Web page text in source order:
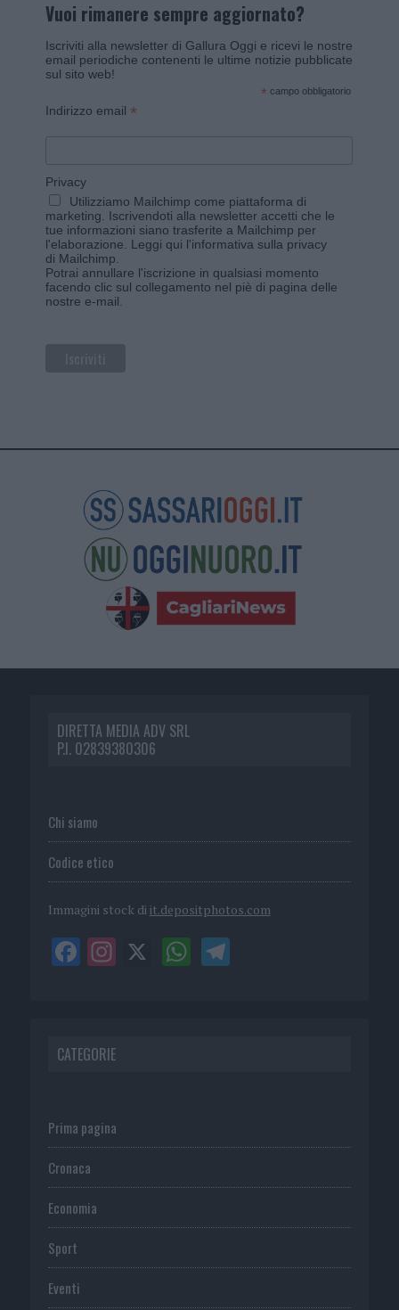
Vuoi rimanere sempre aggiornato?
Iscriviti alla newsletter di Gallura Oggi e ricevi le nostre
email periodiche contenenti le ultime notizie pubblicate
sul sito web!
* campo obbligatorio
Indirizzo email *
Privacy
Utilizziamo Mailchimp come piattaforma di
marketing. Iscrivendoti alla newsletter accetti che le
tue informazioni siano trasferite a Mailchimp per
l'elaborazione. Leggi qui l'informativa sulla privacy
di Mailchimp
Potrai annullare l'iscrizione in qualsiasi momento
facendo clic sul collegamento nel piè di pagina delle
nostre e-mail.
DIRETTA MEDIA ADV SRL
P.I. 02839380306
Chi siamo
Codice etico
Immagini stock di it.depositphotos.com
CATEGORIE
Prima pagina
Cronaca
Economia
Sport
Eventi